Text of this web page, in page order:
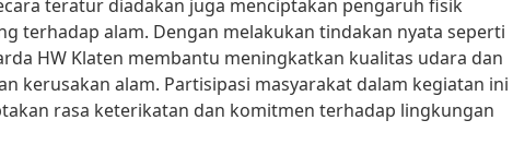
teratur diadakan juga menciptakan pengaruh fisik
terhadap alam. Dengan melakukan tindakan nyata seperti
HW Klaten membantu meningkatkan kualitas udara dan
kerusakan alam. Partisipasi masyarakat dalam kegiatan ini
rasa keterikatan dan komitmen terhadap lingkungan